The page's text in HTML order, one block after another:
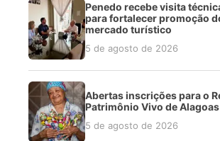
Penedo recebe visita
para fortalecer promoção
mercado turístico
5 de agosto de 2026
Abertas inscrições para o
Patrimônio Vivo de
5 de agosto de 2026